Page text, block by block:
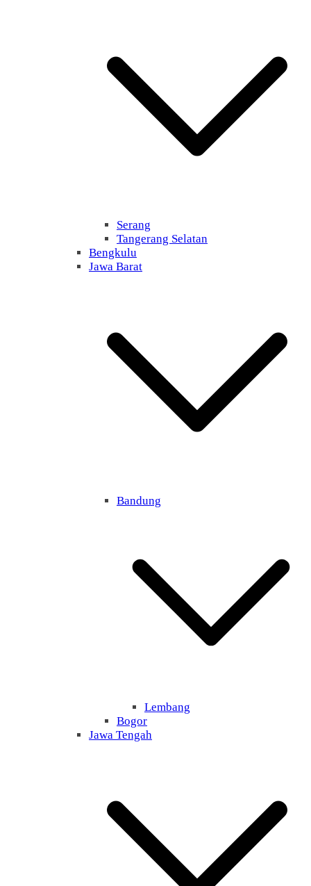
Serang
Tangerang Selatan
Bengkulu
Jawa Barat
Bandung
Lembang
Bogor
Jawa Tengah